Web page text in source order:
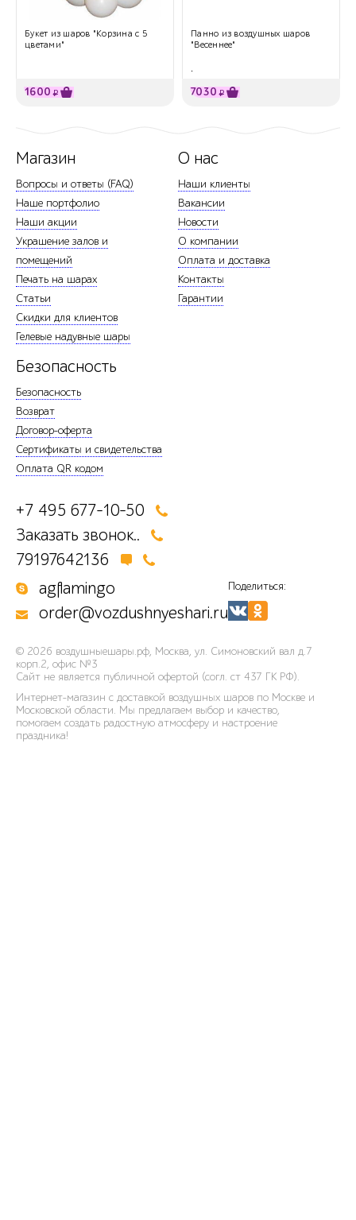
Букет из шаров "Корзина с 5
цветами"
1600 ₽
Панно из воздушных шаров
"Весеннее"
.
7030 ₽
Магазин
Вопросы и ответы (FAQ)
Наше портфолио
Наши акции
Украшение залов и
помещений
Печать на шарах
Статьи
Скидки для клиентов
Гелевые надувные шары
О нас
Наши клиенты
Вакансии
Новости
О компании
Оплата и доставка
Контакты
Гарантии
Безопасность
Безопасность
Возврат
Договор-оферта
Сертификаты и свидетельства
Оплата QR кодом
+7 495 677-10-50
Заказать звонок..
79197642136
agflamingo
order@vozdushnyeshari.ru
Поделиться:
© 2026 воздушныешары.рф, Москва, ул. Симоновский вал д.7
корп.2, офис №3
Сайт не является публичной офертой (согл. ст 437 ГК РФ).
Интернет-магазин с доставкой воздушных шаров по Москве и
Московской области. Мы предлагаем выбор и качество,
помогаем создать радостную атмосферу и настроение
праздника!